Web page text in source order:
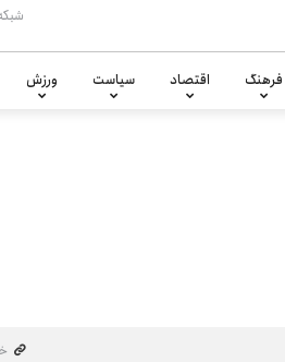
فرهنگ اقتصاد سیاست ورزش